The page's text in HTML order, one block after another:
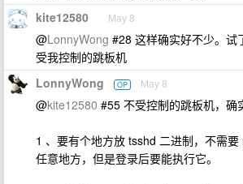
kite12580 May 8
@LonnyWong #28 这样确实好不少。试
受我控制的跳板机
LonnyWong OP May 8
@kite12580 #55 不受控制的跳板机，确
1 、要有个地方放 tsshd 二进制，不需
任意地方，但是登录后要能执行它。